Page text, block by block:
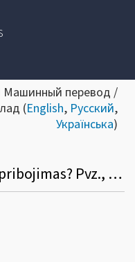
Машинный перевод /
(English, Русский,
Українська)
Ar bus nustatytas datos apribojimas? Pvz., išrašiau S / F, pamiršau įvesti į programą, galėsiu tą padaryti po pusmečio atbuline data?